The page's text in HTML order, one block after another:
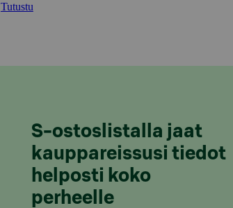
Tutustu
S-ostoslistalla jaat
kauppareissusi tiedot
helposti koko
perheelle